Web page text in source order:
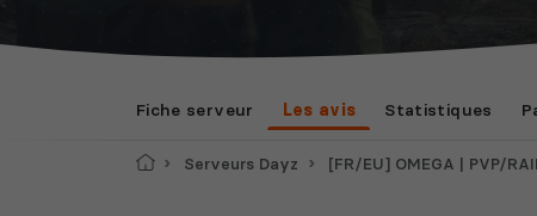
Fiche serveur Les avis Statistiques
AccueilServeurs Dayz [FR/EU] OMEGA | PVP/RAID |